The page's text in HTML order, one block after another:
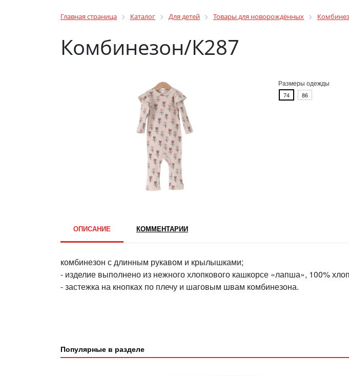
Главная страница Каталог Для детей Товары для новорождённых
Комбинезон/К287
Размеры одежды
74 86
ОПИСАНИЕ КОММЕНТАРИИ
комбинезон с длинным рукавом и крылышками;
- изделие выполнено из нежного хлопкового кашкорсе «лапша», 100%
- застежка на кнопках по плечу и шаговым швам комбинезона.
Популярные в разделе